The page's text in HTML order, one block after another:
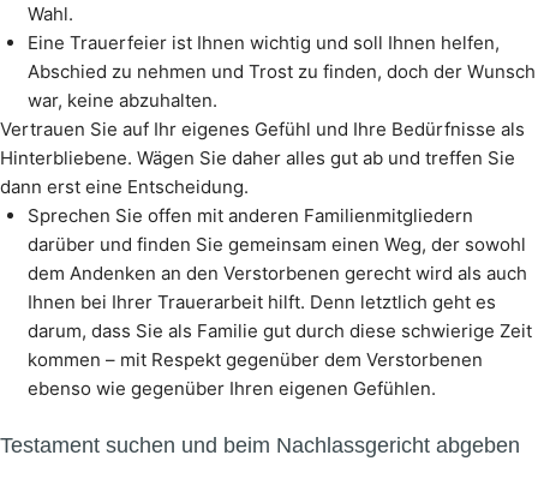
Wahl.
Eine Trauerfeier ist Ihnen wichtig und soll Ihnen helfen,
Abschied zu nehmen und Trost zu finden, doch der Wunsch
war, keine abzuhalten.
Vertrauen Sie auf Ihr eigenes Gefühl und Ihre Bedürfnisse als
Hinterbliebene. Wägen Sie daher alles gut ab und treffen Sie
dann erst eine Entscheidung.
Sprechen Sie offen mit anderen Familienmitgliedern
darüber und finden Sie gemeinsam einen Weg, der sowohl
dem Andenken an den Verstorbenen gerecht wird als auch
Ihnen bei Ihrer Trauerarbeit hilft. Denn letztlich geht es
darum, dass Sie als Familie gut durch diese schwierige Zeit
kommen – mit Respekt gegenüber dem Verstorbenen
ebenso wie gegenüber Ihren eigenen Gefühlen.
Testament suchen und beim Nachlassgericht abgeben